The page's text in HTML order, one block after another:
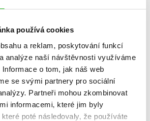
používá cookies
a reklam, poskytování funkcí
analýze naší návštěvnosti využíváme
Informace o tom, jak náš web
se svými partnery pro sociální
Partneři mohou zkombinovat
informacemi, které jim byly
poté následovaly, že používáte